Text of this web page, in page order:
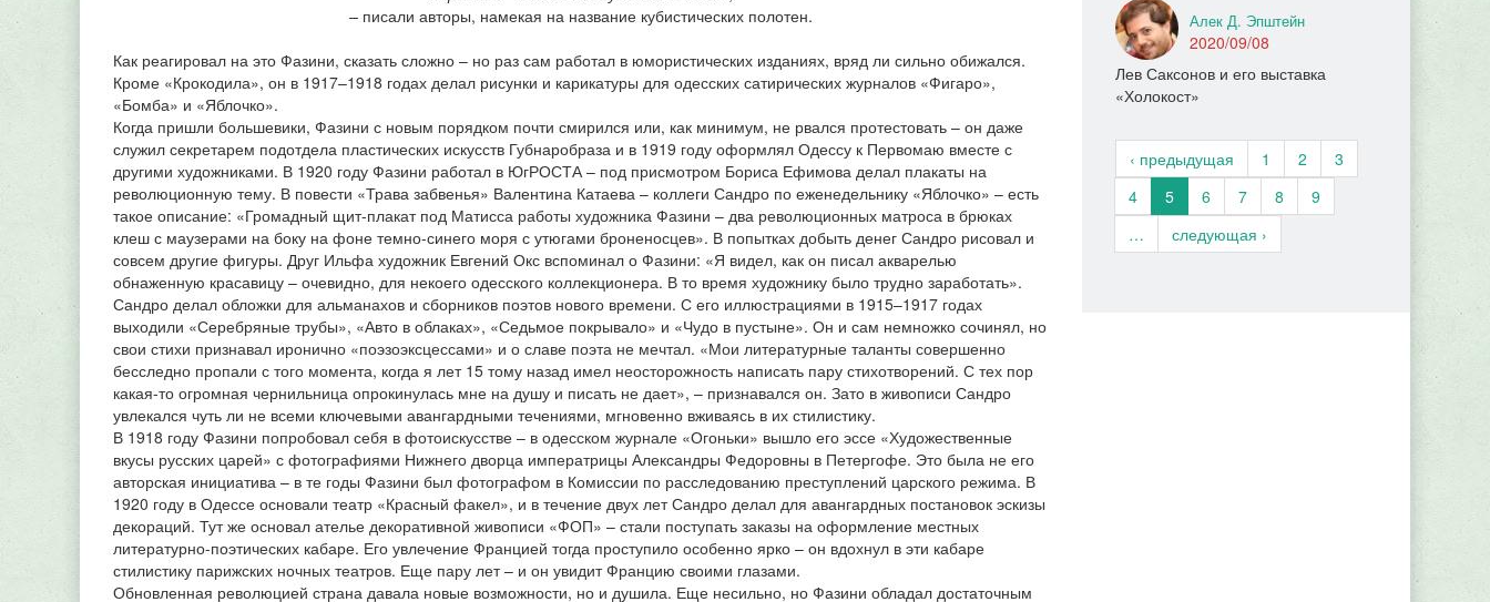
– писали авторы, намекая на название кубистических полотен.
Как реагировал на это Фазини, сказать сложно – но раз сам работал в юмористических изданиях, вряд ли сильно обижался.
Кроме «Крокодила», он в 1917–1918 годах делал рисунки и карикатуры для одесских сатирических журналов «Фигаро»,
«Бомба» и «Яблочко».
Когда пришли большевики, Фазини с новым порядком почти смирился или, как минимум, не рвался протестовать – он даже
служил секретарем подотдела пластических искусств Губнаробраза и в 1919 году оформлял Одессу к Первомаю вместе с
другими художниками. В 1920 году Фазини работал в ЮгРОСТА – под присмотром Бориса Ефимова делал плакаты на
революционную тему. В повести «Трава забвенья» Валентина Катаева – коллеги Сандро по еженедельнику «Яблочко» – есть
такое описание: «Громадный щит-плакат под Матисса работы художника Фазини – два революционных матроса в брюках
клеш с маузерами на боку на фоне темно-синего моря с утюгами броненосцев». В попытках добыть денег Сандро рисовал и
совсем другие фигуры. Друг Ильфа художник Евгений Окс вспоминал о Фазини: «Я видел, как он писал акварелью
обнаженную красавицу – очевидно, для некоего одесского коллекционера. В то время художнику было трудно заработать».
Сандро делал обложки для альманахов и сборников поэтов нового времени. С его иллюстрациями в 1915–1917 годах
выходили «Серебряные трубы», «Авто в облаках», «Седьмое покрывало» и «Чудо в пустыне». Он и сам немножко сочинял, но
свои стихи признавал иронично «поэзоэксцессами» и о славе поэта не мечтал. «Мои литературные таланты совершенно
бесследно пропали с того момента, когда я лет 15 тому назад имел неосторожность написать пару стихотворений. С тех пор
какая-то огромная чернильница опрокинулась мне на душу и писать не дает», – признавался он. Зато в живописи Сандро
увлекался чуть ли не всеми ключевыми авангардными течениями, мгновенно вживаясь в их стилистику.
В 1918 году Фазини попробовал себя в фотоискусстве – в одесском журнале «Огоньки» вышло его эссе «Художественные
вкусы русских царей» с фотографиями Нижнего дворца императрицы Александры Федоровны в Петергофе. Это была не его
авторская инициатива – в те годы Фазини был фотографом в Комиссии по расследованию преступлений царского режима. В
1920 году в Одессе основали театр «Красный факел», и в течение двух лет Сандро делал для авангардных постановок эскизы
декораций. Тут же основал ателье декоративной живописи «ФОП» – стали поступать заказы на оформление местных
литературно-поэтических кабаре. Его увлечение Францией тогда проступило особенно ярко – он вдохнул в эти кабаре
стилистику парижских ночных театров. Еще пару лет – и он увидит Францию своими глазами.
Обновленная революцией страна давала новые возможности, но и душила. Еще несильно, но Фазини обладал достаточным
Алек Д. Эпштейн
2020/09/08
Лев Саксонов и его выставка
«Холокост»
‹ предыдущая 1 2
3
4
5 6 7 8
9
…
следующая ›